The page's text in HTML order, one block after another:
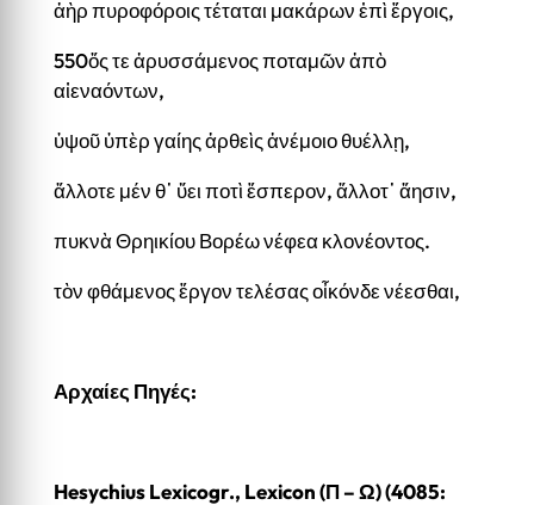
ἀὴρ πυροφόροις τέταται μακάρων ἐπὶ ἔργοις,
550ὅς τε ἀρυσσάμενος ποταμῶν ἀπὸ
αἰεναόντων,
ὑψοῦ ὑπὲρ γαίης ἀρθεὶς ἀνέμοιο θυέλλῃ,
ἄλλοτε μέν θ᾽ ὕει ποτὶ ἕσπερον, ἄλλοτ᾽ ἄησιν,
πυκνὰ Θρηικίου Βορέω νέφεα κλονέοντος.
τὸν φθάμενος ἔργον τελέσας οἶκόνδε νέεσθαι,
Αρχαίες Πηγές:
Hesychius Lexicogr., Lexicon (Π – Ω) (4085: